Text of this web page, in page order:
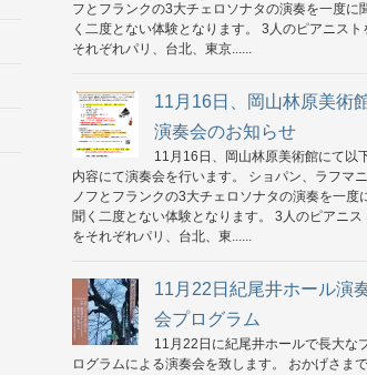
フとフランクの3大チェロソナタの演奏を一度に
く二度とない体験となります。 3人のピアニスト
それぞれパリ、台北、東京......
11月16日、岡山林原美術
演奏会のお知らせ
11月16日、岡山林原美術館にて以
内容にて演奏会を行います。 ショパン、ラフマニ
ノフとフランクの3大チェロソナタの演奏を一度
聞く二度とない体験となります。 3人のピアニス
をそれぞれパリ、台北、東......
11月22日紀尾井ホール演
会プログラム
11月22日に紀尾井ホールで長大な
ログラムによる演奏会を致します。 おかげさまで